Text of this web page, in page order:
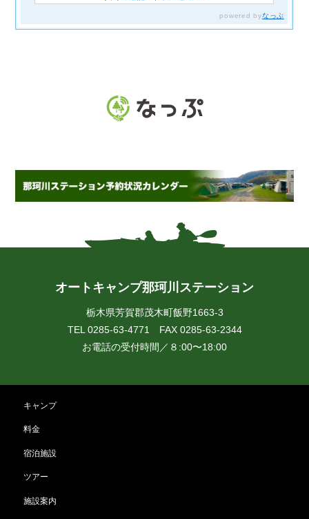
オートキャンプ那珂川ステーション
栃木県芳賀郡茂木町飯野1663-3
TEL 0285-63-4771 FAX 0285-63-2344
お電話の受付時間／８:00〜18:00
キャンプ
料金
宿泊施設
ツアー
施設案内